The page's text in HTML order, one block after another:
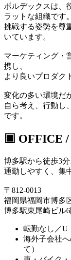
ボルデックスは、
ラットな組織です。
挑戦する姿勢を尊
いています。
マーケティング・
携し、
より良いプロダク
変化の多い環境だ
自ら考え、行動し
です。
▣ OFFICE /
博多駅から徒歩3分
通勤しやすく、集
〒812-0013
福岡県福岡市博多
博多駅東尾崎ビル
転勤なし／U
海外子会社
て）